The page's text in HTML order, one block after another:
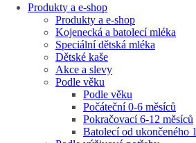
Produkty a e-shop
Produkty a e-shop
Kojenecká a batolecí mléka
Speciální dětská mléka
Dětské kaše
Akce a slevy
Podle věku
Podle věku
Počáteční 0-6 měsíců
Pokračovací 6-12 měsíců
Batolecí od ukončeného